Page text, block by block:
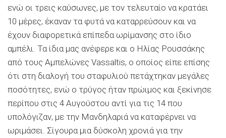
ενώ οι τρεις καύσωνες, με τον τελευταίο να κρατάει
10 μέρες, έκαναν τα φυτά να καταρρεύσουν και να
έχουν διαφορετικά επίπεδα ωρίμανσης στο ίδιο
αμπέλι. Τα ίδια μας ανέφερε και ο Ηλίας Ρουσσάκης
από τους Αμπελώνες Vassaltis, ο οποίος είπε επίσης
ότι στη διαλογή του σταφυλιού πετάχτηκαν μεγάλες
ποσότητες, ενώ ο τρύγος ήταν πρώιμος και ξεκίνησε
περίπου στις 4 Αυγούστου αντί για τις 14 που
υπολόγιζαν, με την Μανδηλαριά να καταφέρνει να
ωριμάσει. Σίγουρα μια δύσκολη χρονιά για την